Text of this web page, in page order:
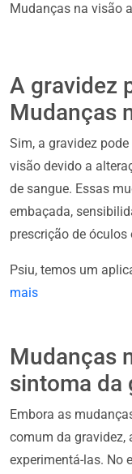
Mudanças na visão
A gravidez
Mudanças
Sim, a gravidez
visão devido a
de sangue. Essas
embaçada,
prescrição de
Psiu, temos um
mais
Mudanças
sintoma da
Embora as
comum da gravidez,
experimentá-las. No